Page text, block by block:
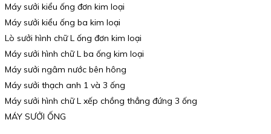
Máy sưởi kiểu ống đơn kim loại
Máy sưởi kiểu ống ba kim loại
Lò sưởi hình chữ L ống đơn kim loại
Máy sưởi hình chữ L ba ống kim loại
Máy sưởi ngâm nước bên hông
Máy sưởi thạch anh 1 và 3 ống
Máy sưởi hình chữ L xếp chồng thẳng đứng 3 ống
MÁY SƯỞI ỐNG